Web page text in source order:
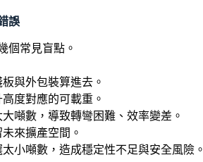
誤
個常見盲點。
與外包裝算進去。
度對應的可載重。
噸數，導致轉彎困難、效率變差。
來擴產空間。
小噸數，造成穩定性不足與安全風險。